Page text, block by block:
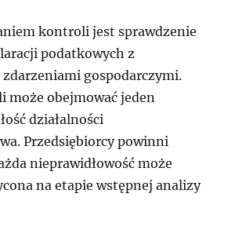
kontroli jest sprawdzenie
podatkowych z
gospodarczymi.
może obejmować jeden
działalności
Przedsiębiorcy powinni
nieprawidłowość może
na etapie wstępnej analizy